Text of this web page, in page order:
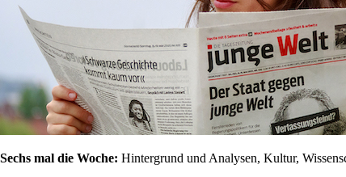
Sechs mal die Woche: Hintergrund und Analysen, Kultur,